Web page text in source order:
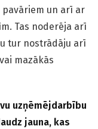
un arī ar
Tas noderēja arī
tur nostrādāju arī
mazākās
uzņēmējdarbību
jauna, kas